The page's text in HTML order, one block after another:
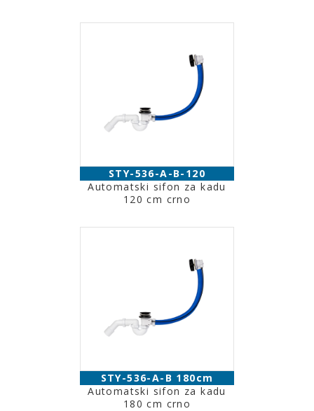
STY-536-A-B-120
Automatski sifon za kadu
120 cm crno
STY-536-A-B 180cm
Automatski sifon za kadu
180 cm crno